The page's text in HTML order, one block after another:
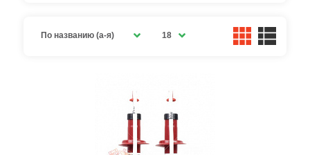
По названию (а-я) 18